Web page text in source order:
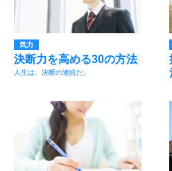
気力
決断力を高める30の方法
人生は、決断の連続だ。